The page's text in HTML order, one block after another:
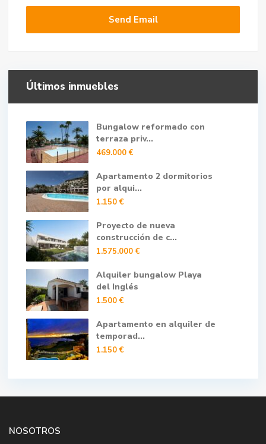
Últimos inmuebles
Bungalow reformado con
terraza priv...
469.000 €
Apartamento 2 dormitorios
por alqui...
1.150 €
Proyecto de nueva
construcción de c...
1.575.000 €
Alquiler bungalow Playa
del Inglés
1.500 €
Apartamento en alquiler de
temporad...
1.150 €
NOSOTROS